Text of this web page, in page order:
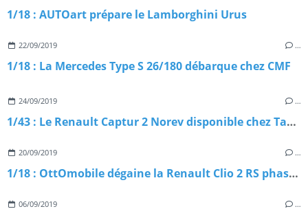
1/18 : AUTOart prépare le Lamborghini Urus
22/09/2019 …
1/18 : La Mercedes Type S 26/180 débarque chez CMF
24/09/2019 …
1/43 : Le Renault Captur 2 Norev disponible chez Tacot
20/09/2019 …
1/18 : OttOmobile dégaine la Renault Clio 2 RS phase 1
06/09/2019 …